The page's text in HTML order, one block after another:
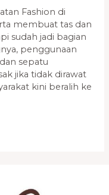
Fashion di
membuat tas dan
sudah jadi bagian
penggunaan
sepatu
jika tidak dirawat
kini beralih ke